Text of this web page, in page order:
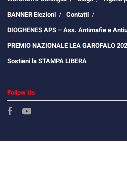
BANNER Elezioni
Contatti
DIOGHENES APS – Ass. Antimafie e
PREMIO NAZIONALE LEA GAROFALO
Sostieni la STAMPA LIBERA
Follow Us